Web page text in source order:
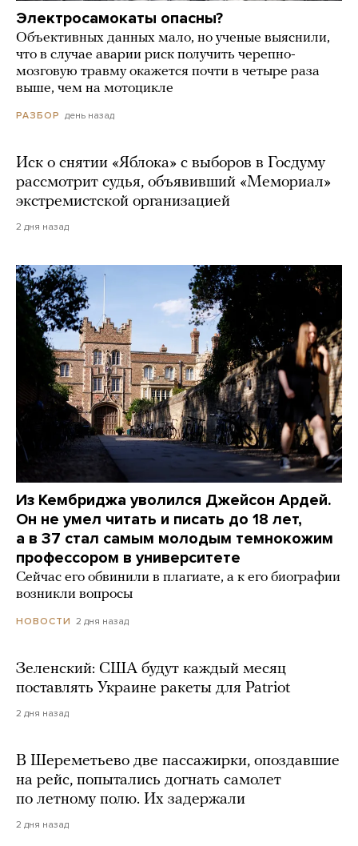
Электросамокаты опасны?
Объективных данных мало, но ученые выяснили,
что в случае аварии риск получить черепно-
мозговую травму окажется почти в четыре раза
выше, чем на мотоцикле
РАЗБОР день назад
Иск о снятии «Яблока» с выборов в Госдуму
рассмотрит судья, объявивший «Мемориал»
экстремистской организацией
2 дня назад
Из Кембриджа уволился Джейсон Ардей.
Он не умел читать и писать до 18 лет,
а в 37 стал самым молодым темнокожим
профессором в университете
Сейчас его обвинили в плагиате, а к его биографии
возникли вопросы
НОВОСТИ 2 дня назад
Зеленский: США будут каждый месяц
поставлять Украине ракеты для Patriot
2 дня назад
В Шереметьево две пассажирки, опоздавшие
на рейс, попытались догнать самолет
по летному полю. Их задержали
2 дня назад